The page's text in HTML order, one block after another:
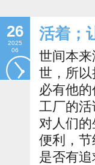
26
2025
06
活着；
世间本
世，所
必有他
工厂的
对人们
便利，
是否有